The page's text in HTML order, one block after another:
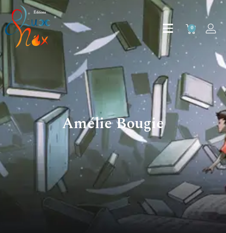
0
Amélie Bougie